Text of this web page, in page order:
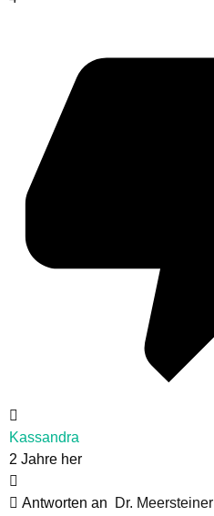
Kassandra
2 Jahre her
Antworten an
Dr. Meersteiner